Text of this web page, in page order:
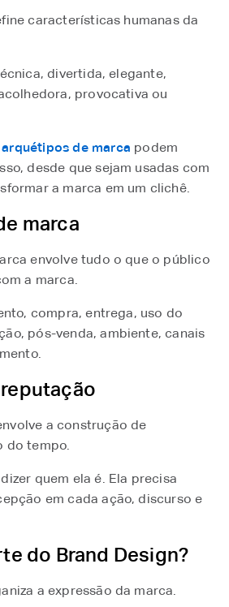
características humanas da
divertida, elegante,
provocativa ou
arquétipos de marca ⁠ podem
desde que sejam usadas com
a marca em um clichê.
marca
envolve tudo o que o público
a marca.
compra, entrega, uso do
pós-venda, ambiente, canais
a construção de
do tempo.
quem ela é. Ela precisa
em cada ação, discurso e
do Brand Design?
a expressão da marca.